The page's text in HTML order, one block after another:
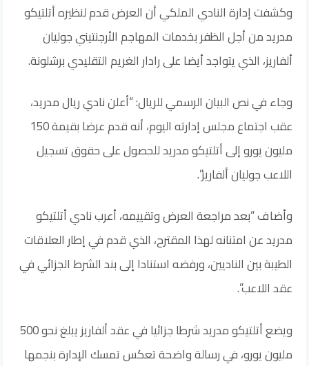
وكشفت إدارة النادي الملكي أن العرض قدم لنظيره أتلتيكو
مدريد من أجل الظفر بخدمات المهاجم الأرجنتيني جوليان
ألفاريز، الذي يتواجد أيضا على رادار الغريم التقليدي برشلونة.
وجاء في نص البيان الرسمي للريال: “أعلن نادي ريال مدريد،
عقب اجتماع مجلس إدارته اليوم، أنه قدم عرضا بقيمة 150
مليون يورو إلى أتلتيكو مدريد للحصول على حقوق تسجيل
اللاعب جوليان ألفاريز”.
وأضاف “بعد مراجعة العرض وتقييمه، أعرب نادي أتلتيكو
مدريد عن امتنانه لهذا المقترح، الذي قدم في إطار العلاقات
الطيبة بين الناديين، ورفضه استنادا إلى بند الشرط الجزائي في
عقد اللاعب”.
ويضع أتلتيكو مدريد شرطا جزائيا في عقد ألفاريز يبلغ نحو 500
مليون يورو، في رسالة واضحة تعكس تمسك الإدارة بنجمها